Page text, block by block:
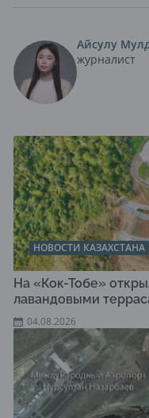
Айсулу
журналист
НОВОСТИ КАЗАХСТАНА
На «Кок-Тобе»
лавандовыми
04.08.2026